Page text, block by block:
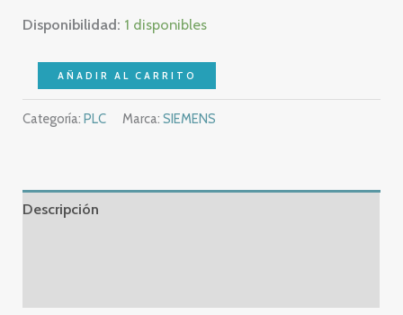
Disponibilidad: 1 disponibles
SIEMENS
S7
1200
AI
–
AÑADIR AL CARRITO
Categoría:PLC Marca:SIEMENS
Descripción